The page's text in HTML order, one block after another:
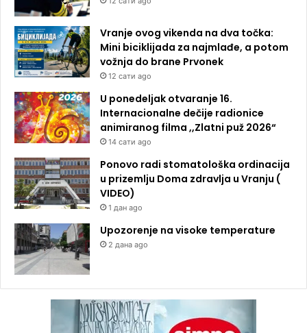
Vranje ovog vikenda na dva točka:
Mini biciklijada za najmlađe, a potom
vožnja do brane Prvonek
12 сати ago
U ponedeljak otvaranje 16.
Internacionalne dečije radionice
animiranog filma ,,Zlatni puž 2026“
14 сати ago
Ponovo radi stomatološka ordinacija
u prizemlju Doma zdravlja u Vranju (
VIDEO)
1 дан ago
Upozorenje na visoke temperature
2 дана ago